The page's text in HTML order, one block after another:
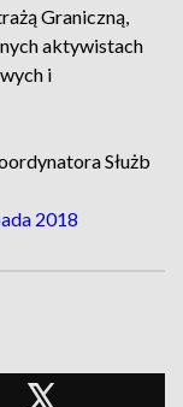
Graniczną,
aktywistach
i
Służb
2018